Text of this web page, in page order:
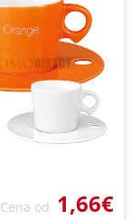
Cena od 1,66€